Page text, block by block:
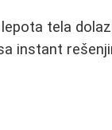
tela
instant